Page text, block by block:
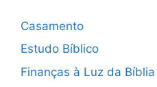
Casamento
Estudo Bíblico
Finanças à Luz da Bíblia